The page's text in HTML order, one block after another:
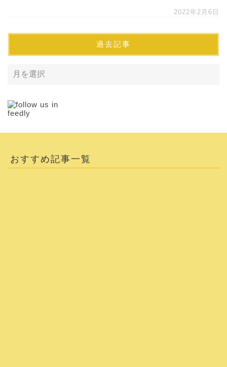
2022年2月6日
過去記事
おすすめ記事一覧